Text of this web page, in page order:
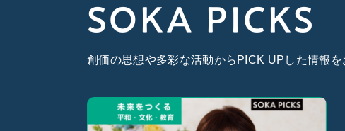
SOKA PICKS
創価の思想や多彩な活動からPICK UPした情報を